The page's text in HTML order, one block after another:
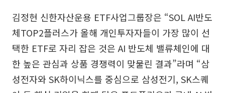
김정현 신한자산운용 ETF사업그룹장은 “SOL AI반도
체TOP2플러스가 올해 개인투자자들이 가장 많이 선
택한 ETF로 자리 잡은 것은 AI 반도체 밸류체인에 대
한 높은 관심과 상품 경쟁력이 맞물린 결과”라며 “삼
성전자와 SK하이닉스를 중심으로 삼성전기, SK스퀘